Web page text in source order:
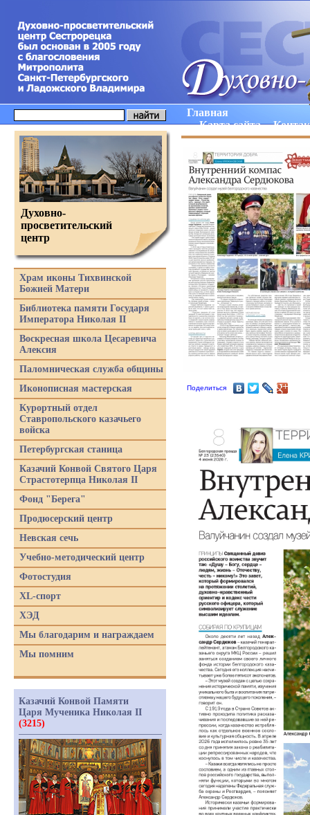
Главная
Карта сайта
Поделиться
Духовно-
просветительский
центр
Храм иконы Тихвинской
Божией Матери
Библиотека памяти Государя
Императора Николая II
Воскресная школа Цесаревича
Алексия
Паломническая служба общины
Иконописная мастерская
Курортный отдел
Ставропольского казачьего
войска
Петербургская станица
Казачий Конвой Святого Царя
Страстотерпца Николая II
Фонд "Берега"
Продюсерский центр
Невская сечь
Учебно-методический центр
Фотостудия
XL-спорт
ХЭД
Мы благодарим и награждаем
Мы помним
Казачий Конвой Памяти
Царя Мученика Николая II
(3215)